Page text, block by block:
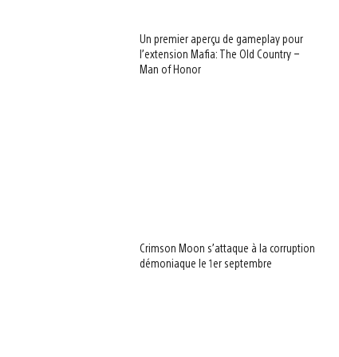
Un premier aperçu de gameplay pour
l’extension Mafia: The Old Country –
Man of Honor
Crimson Moon s’attaque à la corruption
démoniaque le 1er septembre